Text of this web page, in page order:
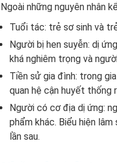
Ngoài những nguyên nhân
Tuổi tác: trẻ sơ sinh và
Người bị hen suyễn: dị
khá nghiêm trọng và
Tiền sử gia đình: trong
quan hệ cận huyết thống
Người có cơ địa dị ứng:
phẩm khác. Biểu hiện
lần sau.